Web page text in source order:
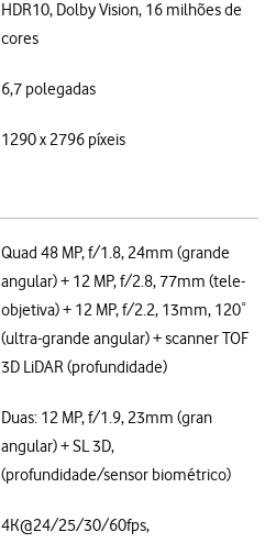
HDR10, Dolby Vision, 16 milhões de
cores
6,7 polegadas
1290 x 2796 píxeis
Quad 48 MP, f/1.8, 24mm (grande
angular) + 12 MP, f/2.8, 77mm (tele-
objetiva) + 12 MP, f/2.2, 13mm, 120˚
(ultra-grande angular) + scanner TOF
3D LiDAR (profundidade)
Duas: 12 MP, f/1.9, 23mm (gran
angular) + SL 3D,
(profundidade/sensor biométrico)
4K@24/25/30/60fps,